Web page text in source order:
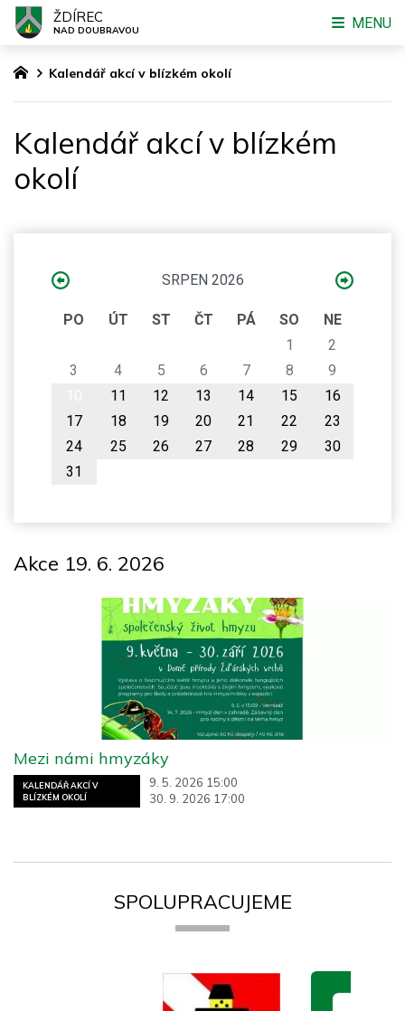
Kalendář akcí v blízkém okolí
Kalendář akcí v blízkém
okolí
SRPEN 2026
PO ÚT ST ČT PÁ SO
NE
1
2
3
4 5 6 7 8
9
11 12 13 14 15
16
17
18 19 20 21 22
23
24
25 26 27 28 29
30
31
Akce 19. 6. 2026
KALENDÁŘ AKCÍ V
BLÍZKÉM OKOLÍ
9. 5. 2026 15:00
30. 9. 2026 17:00
Mezi námi hmyzáky
SPOLUPRACUJEME
ŽDÍREC
NAD DOUBRAVOU MENU